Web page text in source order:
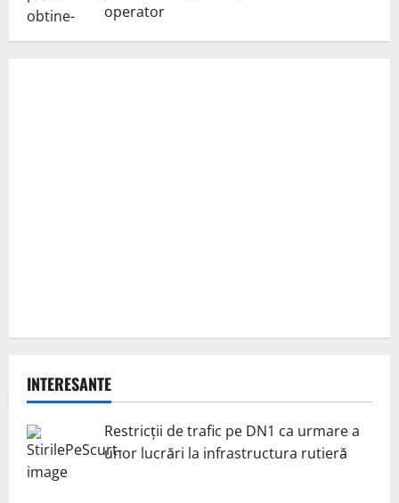
operator
INTERESANTE
Restricții de trafic pe DN1 ca urmare a
unor lucrări la infrastructura rutieră